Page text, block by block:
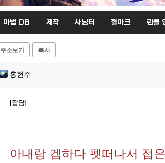
마법 DB 제작 사냥터 혈마크 린클
주소보기 복사
홍현주
[잡담]
아내랑 겜하다 펫떠나서 접